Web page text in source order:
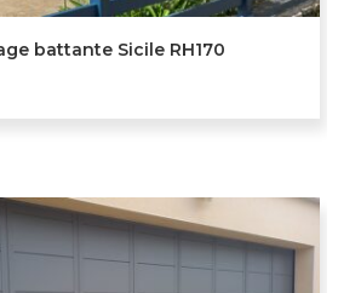
battante Sicile RH170